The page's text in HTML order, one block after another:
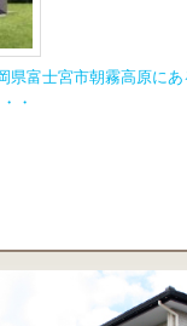
県富士宮市朝霧高原に
・